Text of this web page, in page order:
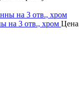
на 3 отв., хром Цена